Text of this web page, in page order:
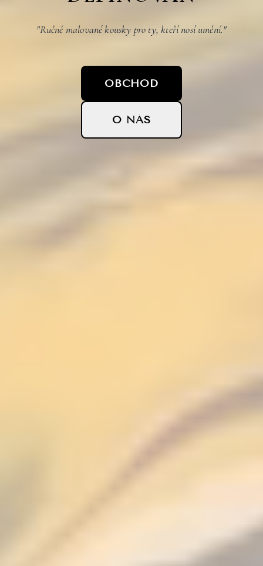
"Ručně malované kousky pro ty, kteří nosí umění."
OBCHOD
O NÁS